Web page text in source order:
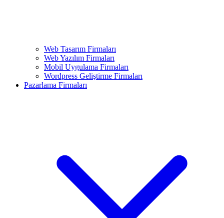
Web Tasarım Firmaları
Web Yazılım Firmaları
Mobil Uygulama Firmaları
Wordpress Geliştirme Firmaları
Pazarlama Firmaları